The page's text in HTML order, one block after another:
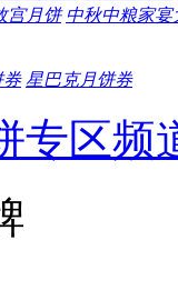
宫月饼 中秋中粮家宴
券 星巴克月饼券
专区频